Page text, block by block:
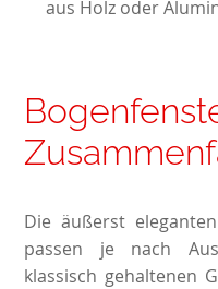
aus Holz oder
Die äußerst
passen je nach
klassisch gehaltenen